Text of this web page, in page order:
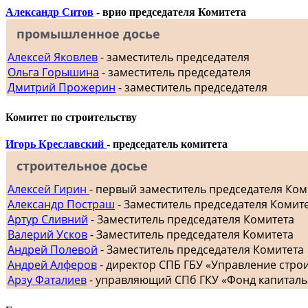
Александр Ситов - врио председателя Комитета
промышленное досье
Алексей Яковлев- заместитель председателя
Ольга Горышина - заместитель председателя
Дмитрий Прожерин - заместитель председателя
Комитет по строительству
Игорь Креславский - председатель комитета
строительное досье
Алексей Гирин - первый заместитель председателя
Александр Постраш - Заместитель председателя
Артур Сливний - Заместитель председателя Комитета
Валерий Усков- Заместитель председателя Комитета
Андрей Полевой - Заместитель председателя Комитета
Андрей Алферов- директор СПБ ГБУ «Управление
Арзу Фаталиев- управляющий СПб ГКУ «Фонд